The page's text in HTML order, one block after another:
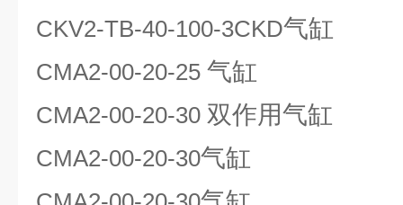
CKV2-TB-40-100-3CKD气缸
CMA2-00-20-25 气缸
CMA2-00-20-30 双作用气缸
CMA2-00-20-30气缸